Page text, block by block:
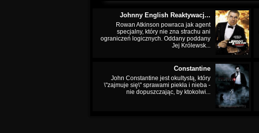
Johnny English Reaktywacj...
Rowan Atkinson powraca jak agent
specjalny, który nie zna strachu ani
ograniczeń logicznych. Oddany poddany
Jej Królewsk...
Constantine
John Constantine jest okultystą, który
\"zajmuje się\" sprawami piekła i nieba -
nie dopuszczając, by ktokolwi...